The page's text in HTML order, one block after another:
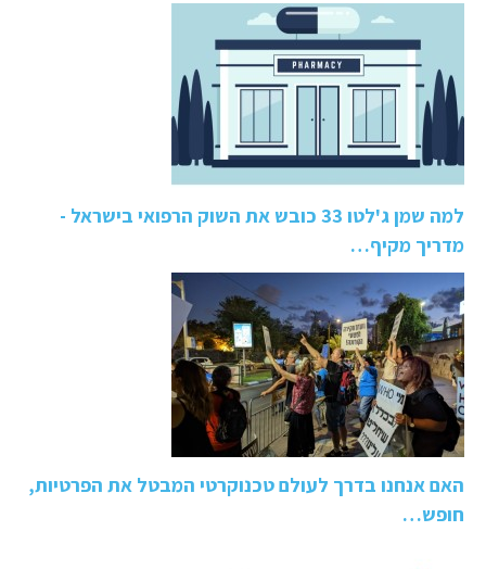
למה שמן ג'לטו 33 כובש את השוק הרפואי בישראל -
מדריך מקיף…
האם אנחנו בדרך לעולם טכנוקרטי המבטל את הפרטיות,
חופש…